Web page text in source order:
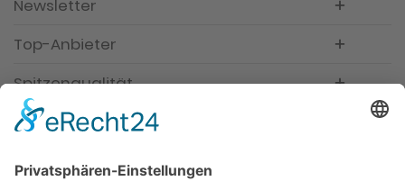
Newsletter
Top-Anbieter
Spitzenqualität
Kompetente Beratung
Partner